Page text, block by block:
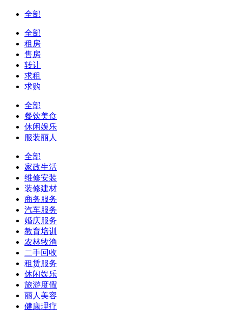
全部
全部
租房
售房
转让
求租
求购
全部
餐饮美食
休闲娱乐
服装丽人
全部
家政生活
维修安装
装修建材
商务服务
汽车服务
婚庆服务
教育培训
农林牧渔
二手回收
租赁服务
休闲娱乐
旅游度假
丽人美容
健康理疗